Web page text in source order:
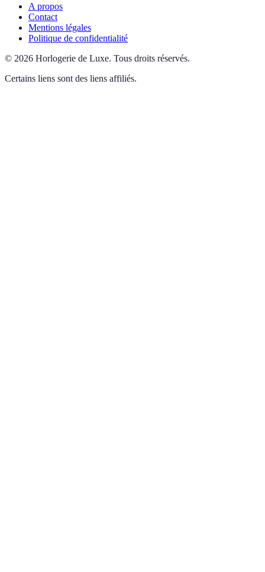
A propos
Contact
Mentions légales
Politique de confidentialité
© 2026 Horlogerie de Luxe. Tous droits réservés.
Certains liens sont des liens affiliés.